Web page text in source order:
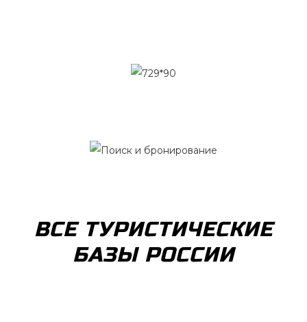
ВСЕ ТУРИСТИЧЕСКИЕ
БАЗЫ РОССИИ